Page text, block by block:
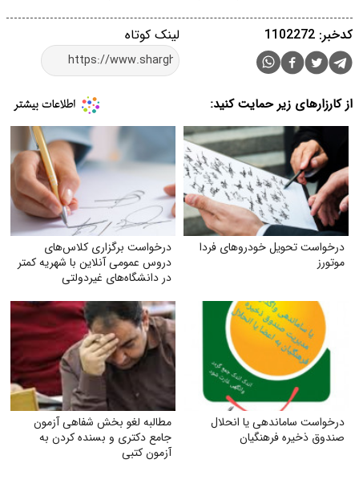
لینک کوتاه کدخبر: 1102272
از کارزارهای زیر حمایت کنید:
درخواست تحویل خودروهای فردا
موتورز
درخواست برگزاری کلاس‌های
دروس عمومی آنلاین با شهریه کمتر
در دانشگاه‌های غیردولتی
درخواست ساماندهی یا انحلال
صندوق ذخیره فرهنگیان
مطالبه لغو بخش شفاهی آزمون
جامع دکتری و بسنده کردن به
آزمون کتبی